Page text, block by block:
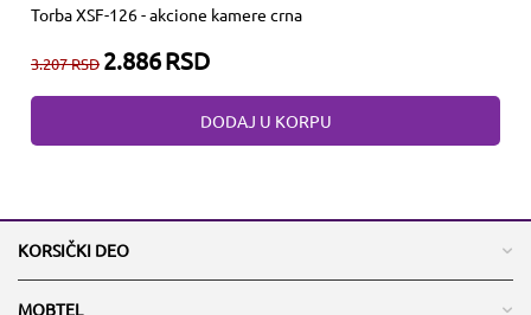
Torba XSF-126 - akcione kamere crna
3.207RSD 2.886RSD
DODAJ U KORPU
KORSIČKI DEO
MOBTEL